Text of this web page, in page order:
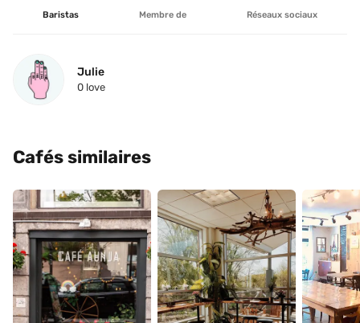
Baristas Membre de Réseaux sociaux
Julie
0 love
Cafés similaires